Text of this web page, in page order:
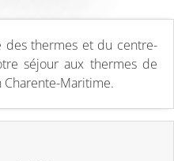
thermes et du centre-
séjour aux thermes de
Charente-Maritime.